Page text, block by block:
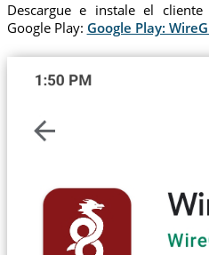
Descargue e instale el
Google Play: Google Play: